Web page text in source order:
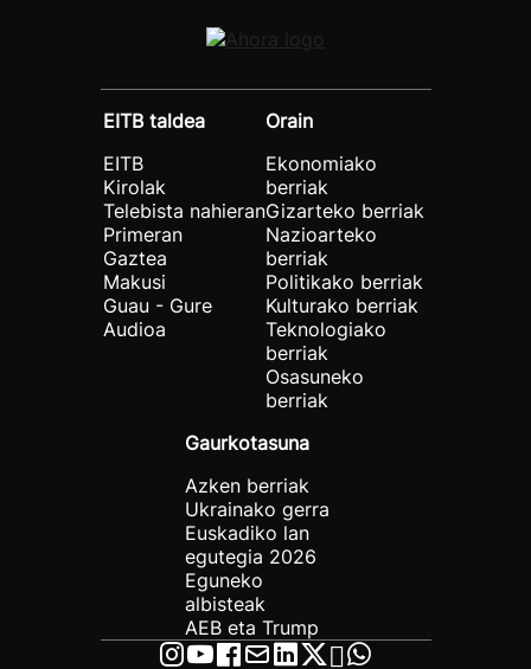
EITB taldea
EITB
Kirolak
Telebista nahieran
Primeran
Gaztea
Makusi
Guau - Gure
Audioa
Orain
Ekonomiako
berriak
Gizarteko berriak
Nazioarteko
berriak
Politikako berriak
Kulturako berriak
Teknologiako
berriak
Osasuneko
berriak
Gaurkotasuna
Azken berriak
Ukrainako gerra
Euskadiko lan
egutegia 2026
Eguneko
albisteak
AEB eta Trump